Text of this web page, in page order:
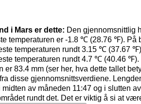
i Mars er dette: Den gjennomsnittlig
temperaturen er -1.8 ℃ (28.76 ℉). På
temperaturen rundt 3.15 ℃ (37.67
temperaturen rundt 4.7 ℃ (40.46
er 83.4 mm (ser her, hva dette tallet
disse gjennomsnittsverdiene.
midten av måneden 11:47 og i slutten
rundt det. Det er viktig å si at